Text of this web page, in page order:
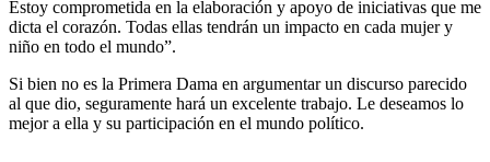
Estoy comprometida en la elaboración y apoyo de iniciativas que me
dicta el corazón. Todas ellas tendrán un impacto en cada mujer y
niño en todo el mundo”.
Si bien no es la Primera Dama en argumentar un discurso parecido
al que dio, seguramente hará un excelente trabajo. Le deseamos lo
mejor a ella y su participación en el mundo político.